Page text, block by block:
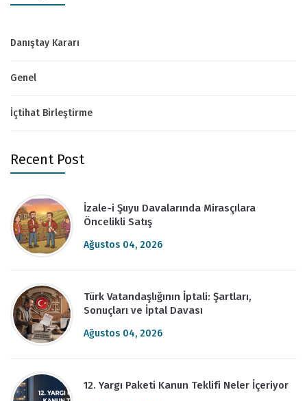
Danıştay Kararı
Genel
İçtihat Birleştirme
Recent Post
İzale-i Şuyu Davalarında Mirasçılara
Öncelikli Satış
Ağustos 04, 2026
Türk Vatandaşlığının İptali: Şartları,
Sonuçları ve İptal Davası
Ağustos 04, 2026
12. Yargı Paketi Kanun Teklifi Neler İçeriyor